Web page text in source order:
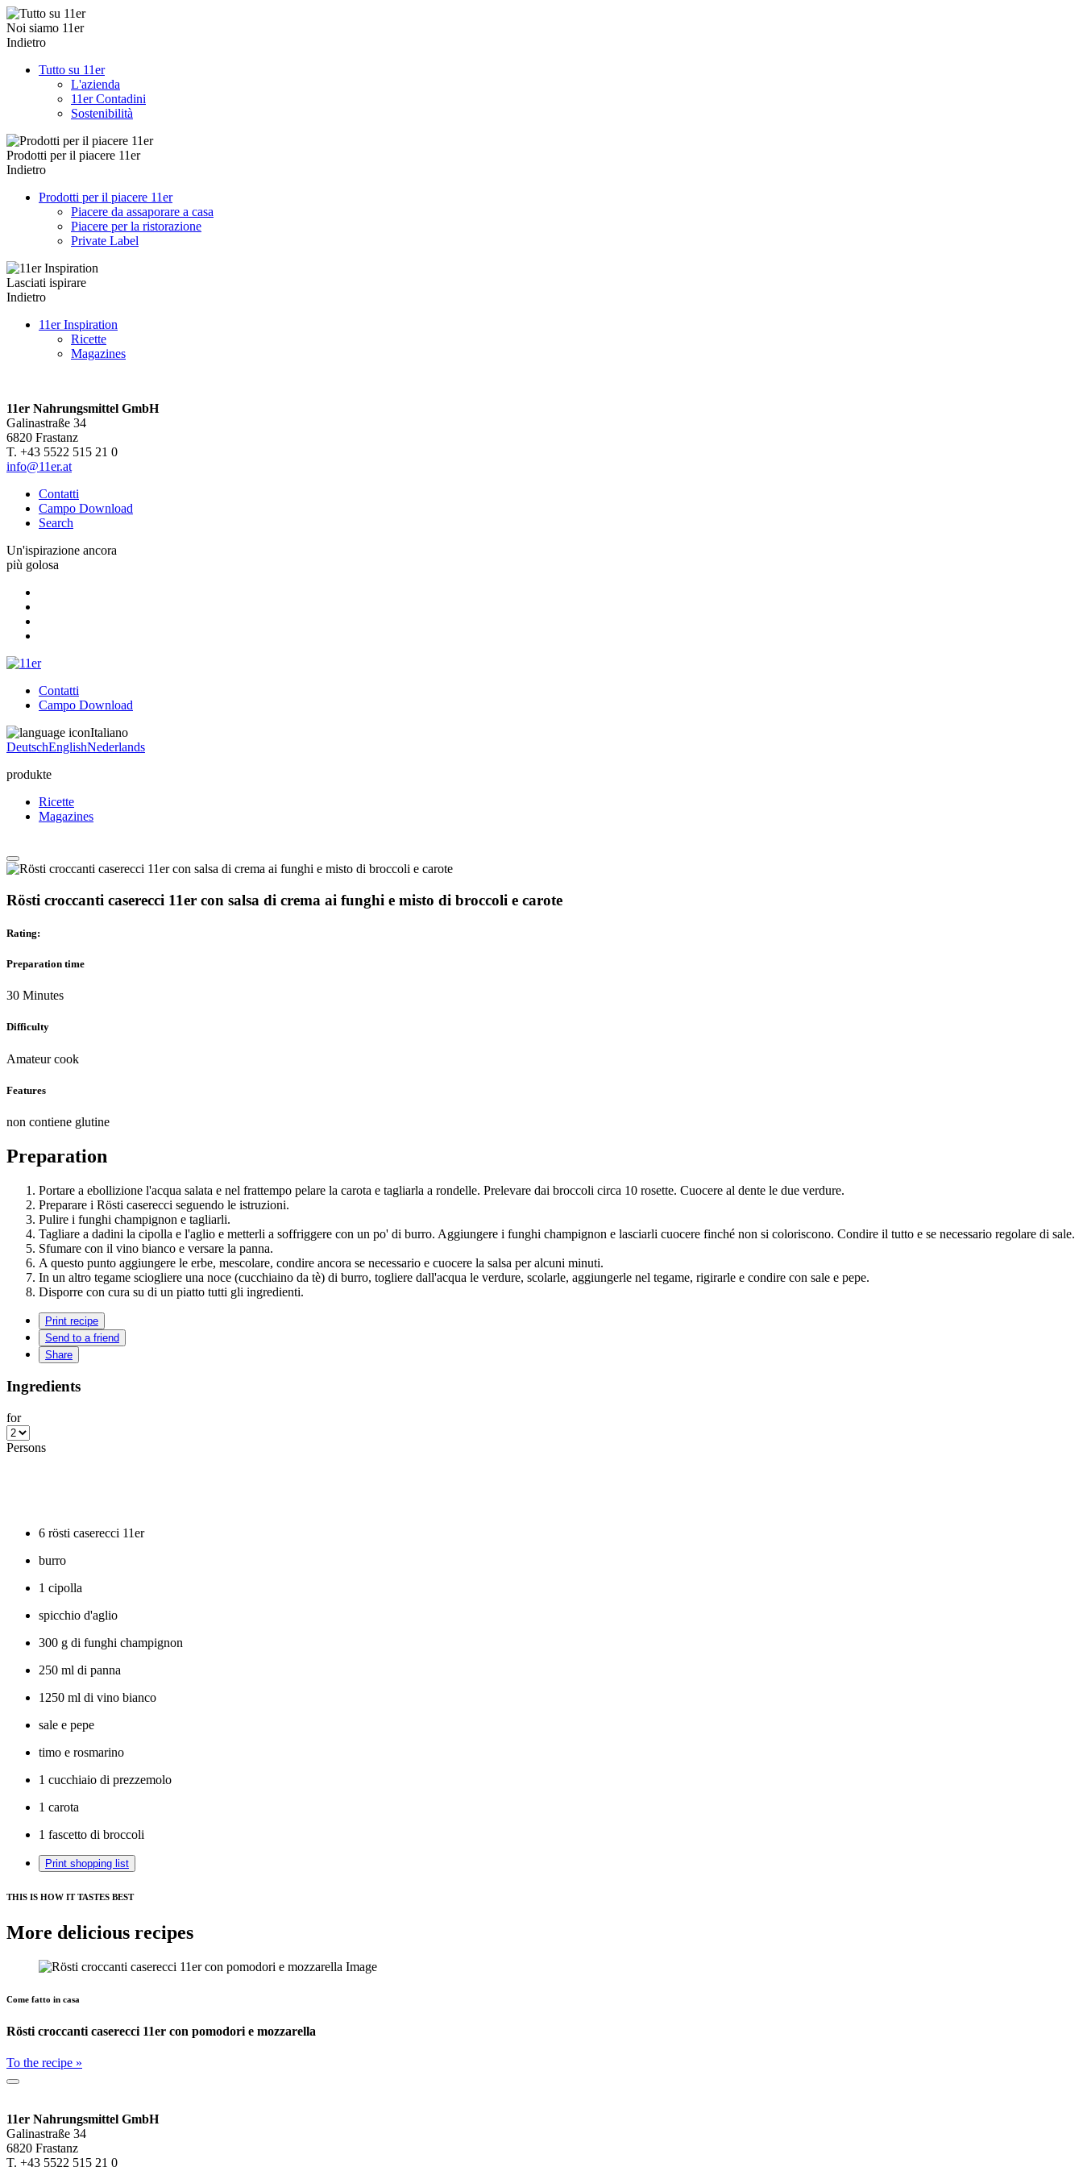
Noi siamo 11er
Indietro
Tutto su 11er
L'azienda
11er Contadini
Sostenibilità
Prodotti per il piacere 11er
Indietro
Prodotti per il piacere 11er
Piacere da assaporare a casa
Piacere per la ristorazione
Private Label
Lasciati ispirare
Indietro
11er Inspiration
Ricette
Magazines
11er Nahrungsmittel GmbH
Galinastraße 34
6820 Frastanz
T. +43 5522 515 21 0
info@11er.at
Contatti
Campo Download
Search
Un'ispirazione ancora
più golosa
Contatti
Campo Download
Italiano
DeutschEnglishNederlands
produkte
Ricette
Magazines
Rösti croccanti caserecci 11er con salsa di crema ai funghi e misto di broccoli e carote
Rating:
Preparation time
30 Minutes
Difficulty
Amateur cook
Features
non contiene glutine
Preparation
Portare a ebollizione l'acqua salata e nel frattempo pelare la carota e tagliarla a rondelle. Prelevare dai broccoli circa 10 rosette. Cuocere al dente le due verdure.
Preparare i Rösti caserecci seguendo le istruzioni.
Pulire i funghi champignon e tagliarli.
Tagliare a dadini la cipolla e l'aglio e metterli a soffriggere con un po' di burro. Aggiungere i funghi champignon e lasciarli cuocere finché non si coloriscono. Condire il tutto e se necessario regolare di sale.
Sfumare con il vino bianco e versare la panna.
A questo punto aggiungere le erbe, mescolare, condire ancora se necessario e cuocere la salsa per alcuni minuti.
In un altro tegame sciogliere una noce (cucchiaino da tè) di burro, togliere dall'acqua le verdure, scolarle, aggiungerle nel tegame, rigirarle e condire con sale e pepe.
Disporre con cura su di un piatto tutti gli ingredienti.
Print recipe
Send to a friend
Share
Ingredients
for
Persons
6 rösti caserecci 11er
burro
1 cipolla
spicchio d'aglio
300 g di funghi champignon
250 ml di panna
1250 ml di vino bianco
sale e pepe
timo e rosmarino
1 cucchiaio di prezzemolo
1 carota
1 fascetto di broccoli
Print shopping list
THIS IS HOW IT TASTES BEST
More delicious recipes
Come fatto in casa
Rösti croccanti caserecci 11er con pomodori e mozzarella
To the recipe »
11er Nahrungsmittel GmbH
Galinastraße 34
6820 Frastanz
T. +43 5522 515 21 0